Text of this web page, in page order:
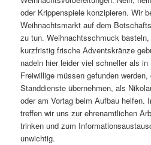
oder Krippenspiele konzipieren. Wir
Weihnachtsmarkt auf dem
zu tun. Weihnachtsschmuck
kurzfristig frische Adventskränze
nadeln hier leider viel schneller als
Freiwillige müssen gefunden
Standdienste übernehmen, als
oder am Vortag beim Aufbau helfen.
treffen wir uns zur ehrenamtlichen
trinken und zum
unwichtig.